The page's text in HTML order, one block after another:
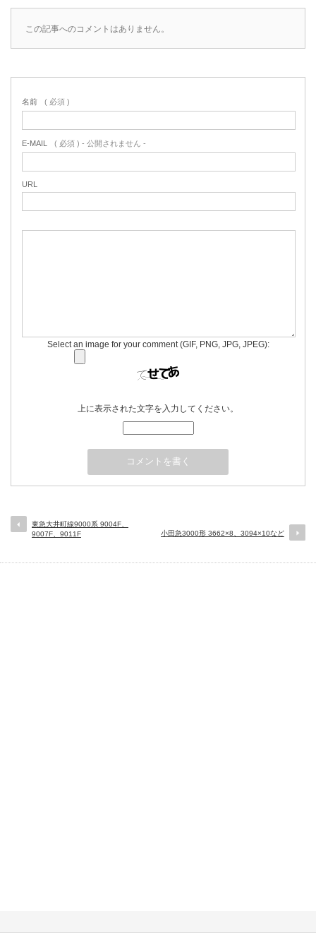
この記事へのコメントはありません。
名前 ( 必須 )
E-MAIL ( 必須 ) - 公開されません -
URL
Select an image for your comment (GIF, PNG, JPG, JPEG):
上に表示された文字を入力してください。
東急大井町線9000系 9004F、
9007F、9011F
小田急3000形 3662×8、3094×10など